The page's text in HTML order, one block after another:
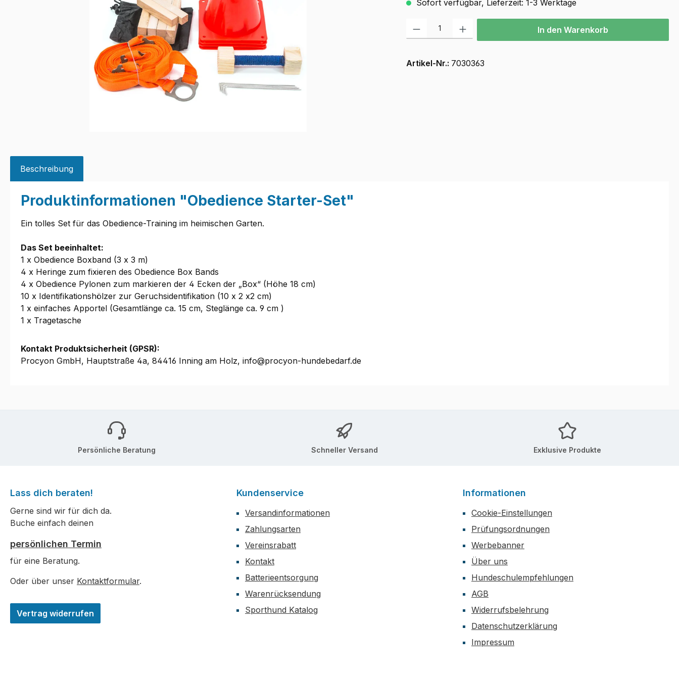
Sofort verfügbar, Lieferzeit: 1-3 Werktage
Produkt Anzahl: Gib den gewünschten Wert ein oder benutze die Schaltflächen
In den Warenkorb
Artikel-Nr.: 7030363
Beschreibung
Produktinformationen "Obedience Starter-Set"
Ein tolles Set für das Obedience-Training im heimischen Garten.
Das Set beeinhaltet:
1 x Obedience Boxband (3 x 3 m)
4 x Heringe zum fixieren des Obedience Box Bands
4 x Obedience Pylonen zum markieren der 4 Ecken der „Box“ (Höhe 18 cm)
10 x Identifikationshölzer zur Geruchsidentifikation (10 x 2 x2 cm)
1 x einfaches Apportel (Gesamtlänge ca. 15 cm, Steglänge ca. 9 cm )
1 x Tragetasche
Kontakt Produktsicherheit (GPSR):
Procyon GmbH, Hauptstraße 4a, 84416 Inning am Holz, info@procyon-hundebedarf.de
Persönliche Beratung Schneller Versand Exklusive Produkte
Lass dich beraten!
Gerne sind wir für dich da.
Buche einfach deinen
persönlichen Termin
für eine Beratung.
Oder über unser Kontaktformular.
Vertrag widerrufen
Kundenservice
Versandinformationen
Zahlungsarten
Vereinsrabatt
Kontakt
Batterieentsorgung
Warenrücksendung
Sporthund Katalog
Informationen
Cookie-Einstellungen
Prüfungsordnungen
Werbebanner
Über uns
Hundeschulempfehlungen
AGB
Widerrufsbelehrung
Datenschutzerklärung
Impressum